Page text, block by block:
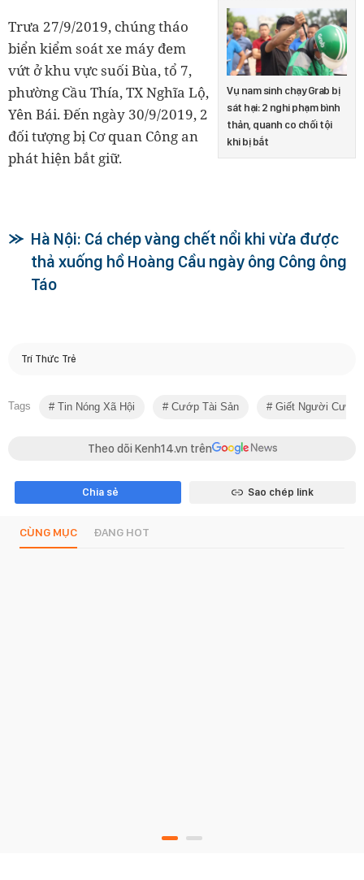
Vụ nam sinh chạy Grab bị
sát hại: 2 nghi phạm bình
thản, quanh co chối tội
khi bị bắt
Trưa 27/9/2019, chúng tháo
biển kiểm soát xe máy đem
vứt ở khu vực suối Bùa, tổ 7,
phường Cầu Thía, TX Nghĩa Lộ,
Yên Bái. Đến ngày 30/9/2019, 2
đối tượng bị Cơ quan Công an
phát hiện bắt giữ.
Hà Nội: Cá chép vàng chết nổi khi vừa được
thả xuống hồ Hoàng Cầu ngày ông Công ông
Táo
Trí Thức Trẻ
Tags Tin Nóng Xã Hội Cướp Tài Sản Giết Người Cướp
Theo dõi Kenh14.vn trên
Chia sẻ Sao chép link
CÙNG MỤC ĐANG HOT